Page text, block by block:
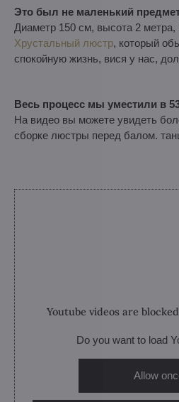
Это был не маленький
Диаметр 150 см, высота 2 метра,
Хрустальный люстр, который
спокойную жизнь, вися у нас,
Весь процесс мы уместили в
На видео вы можете увидеть
сборке люстры перед балом.
Youtube videos are
Do you want to load
Allow